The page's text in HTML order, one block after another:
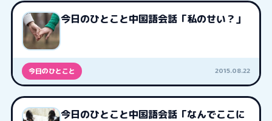
今日のひとこと中国語会話「私のせい？」
今日のひとこと 2015.08.22
今日のひとこと中国語会話「なんでここに